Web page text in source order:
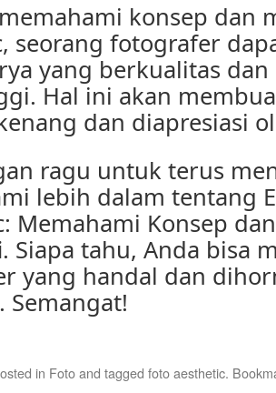
konsep dan
seorang fotografer
yang berkualitas
Hal ini akan
dan diapresiasi
ragu untuk terus
lebih dalam tentang
Memahami Konsep
Siapa tahu, Anda bisa
yang handal dan
in Fotoand tagged foto aesthetic.